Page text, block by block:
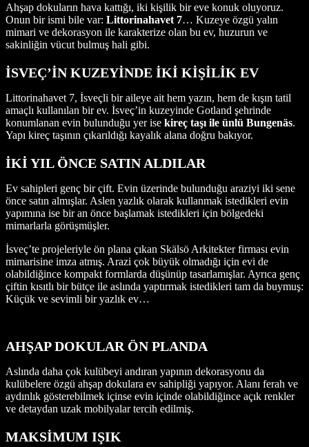
Ahşap dokuların hava kattığı, iki kişilik bir eve konuk oluyoruz.
Onun bir ismi bile var: Littorinahavet 7… Kuzeye özgü yalın
mimari ve dekorasyon ile karakterize olan bu ev, huzurun ve
sakinliğin vücut bulmuş hali gibi.
İSVEÇ’İN KUZEYİNDE İKİ KİŞİLİK EV
Littorinahavet 7, İsveçli bir aileye ait hem yazın, hem de kışın tatil
amaçlı kullanılan bir ev. İsveç’in kuzeyinde Gotland şehrinde
konumlanan evin bulunduğu yer ise kireç taşı ile ünlü Bungenäs.
Yapı kireç taşının çıkarıldığı kayalık alana doğru bakıyor.
İKİ YIL ÖNCE SATIN ALDILAR
Ev sahipleri genç bir çift. Evin üzerinde bulunduğu araziyi iki sene
önce satın almışlar. Aslen yazlık olarak kullanmak istedikleri evin
yapımına ise bir an önce başlamak istedikleri için bölgedeki
mimarlarla görüşmüşler.
İsveç’te projeleriyle ön plana çıkan Skälsö Arkitekter firması evin
mimarisine imza atmış. Arazi çok büyük olmadığı için evi de
olabildiğince kompakt formlarda düşünüp tasarlamışlar. Ayrıca genç
çiftin kısıtlı bir bütçe ile aslında yaptırmak istedikleri tam da buymuş:
Küçük ve sevimli bir yazlık ev…
AHŞAP DOKULAR ÖN PLANDA
Aslında daha çok kulübeyi andıran yapının dekorasyonu da
kulübelere özgü ahşap dokulara ev sahipliği yapıyor. Alanı ferah ve
aydınlık gösterebilmek içinse evin içinde olabildiğince açık renkler
ve detaydan uzak mobilyalar tercih edilmiş.
MAKSİMUM IŞIK